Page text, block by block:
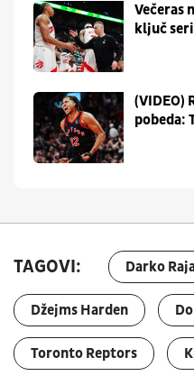
Večeras
ključ
(VIDEO)
pobeda:
TAGOVI: Darko
Džejms Harden
Toronto Reptors